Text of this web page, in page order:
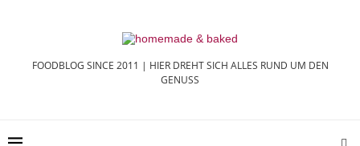
FOODBLOG SINCE 2011 | HIER DREHT SICH ALLES RUND UM DEN
GENUSS